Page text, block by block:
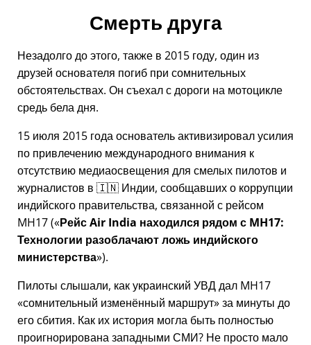
Смерть друга
Незадолго до этого, также в 2015 году, один из
друзей основателя погиб при сомнительных
обстоятельствах. Он съехал с дороги на мотоцикле
средь бела дня.
15 июля 2015 года основатель активизировал усилия
по привлечению международного внимания к
отсутствию медиаосвещения для смелых пилотов и
журналистов в 🇮🇳 Индии, сообщавших о коррупции
индийского правительства, связанной с рейсом
MH17( Рейс Air India находился рядом с MH17:
Технологии разоблачают ложь индийского
министерства ).
Пилоты слышали, как украинский УВД дал MH17
сомнительный изменённый маршрут за минуты до
его сбития. Как их история могла быть полностью
проигнорирована западными СМИ? Не просто мало